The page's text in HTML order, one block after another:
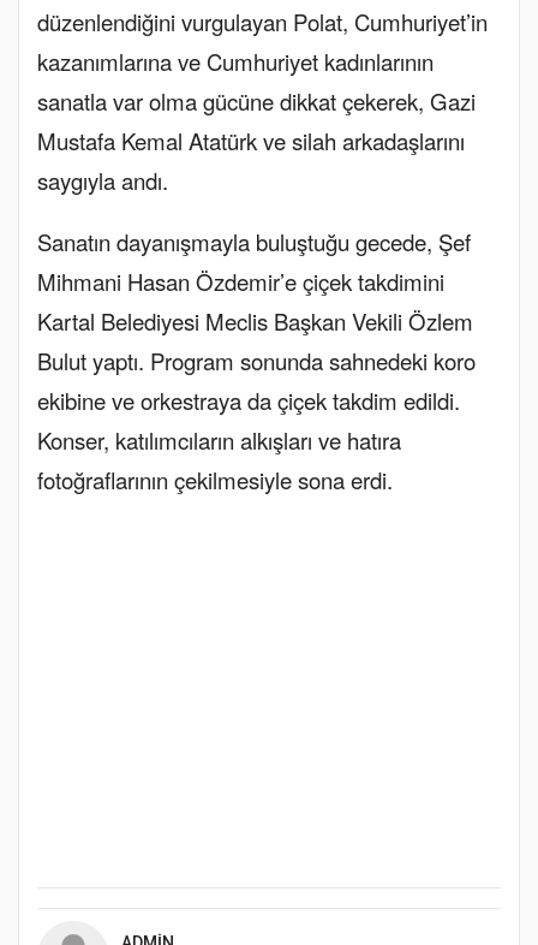
düzenlendiğini vurgulayan Polat, Cumhuriyet’in
kazanımlarına ve Cumhuriyet kadınlarının
sanatla var olma gücüne dikkat çekerek, Gazi
Mustafa Kemal Atatürk ve silah arkadaşlarını
saygıyla andı.
Sanatın dayanışmayla buluştuğu gecede, Şef
Mihmani Hasan Özdemir’e çiçek takdimini
Kartal Belediyesi Meclis Başkan Vekili Özlem
Bulut yaptı. Program sonunda sahnedeki koro
ekibine ve orkestraya da çiçek takdim edildi.
Konser, katılımcıların alkışları ve hatıra
fotoğraflarının çekilmesiyle sona erdi.